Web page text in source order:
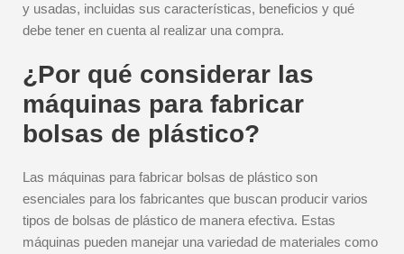
y usadas, incluidas sus características, beneficios y qué
debe tener en cuenta al realizar una compra.
¿Por qué considerar las
máquinas para fabricar
bolsas de plástico?
Las máquinas para fabricar bolsas de plástico son
esenciales para los fabricantes que buscan producir varios
tipos de bolsas de plástico de manera efectiva. Estas
máquinas pueden manejar una variedad de materiales como